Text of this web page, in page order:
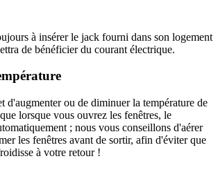
à insérer le jack fourni dans son logement
de bénéficier du courant électrique.
d'augmenter ou de diminuer la température de
lorsque vous ouvrez les fenêtres, le
; nous vous conseillons d'aérer
les fenêtres avant de sortir, afin d'éviter que
à votre retour !